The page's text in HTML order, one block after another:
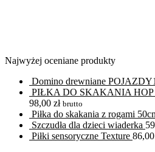
Najwyżej oceniane produkty
Domino drewniane
PIŁKA DO SKAKANIA HOP
98,00 zł brutto
Piłka do skakania z rogami
Szczudła dla dzieci wiaderka
Piłki sensoryczne Texture 86,00